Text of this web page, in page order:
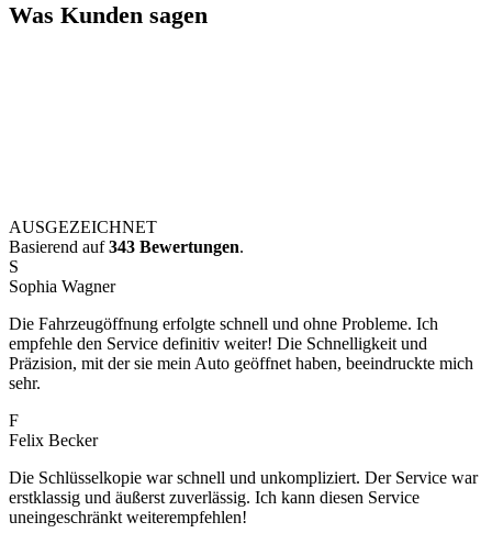
Was Kunden sagen
AUSGEZEICHNET
Basierend auf343 Bewertungen.
S
Sophia Wagner
Die Fahrzeugöffnung erfolgte schnell und ohne Probleme. Ich
empfehle den Service definitiv weiter! Die Schnelligkeit und
Präzision, mit der sie mein Auto geöffnet haben, beeindruckte mich
sehr.
F
Felix Becker
Die Schlüsselkopie war schnell und unkompliziert. Der Service war
erstklassig und äußerst zuverlässig. Ich kann diesen Service
uneingeschränkt weiterempfehlen!